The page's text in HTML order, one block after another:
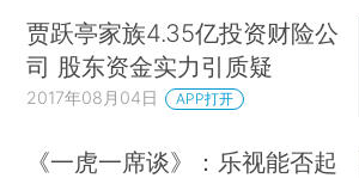
贾跃亭家族4.35亿投资财险公
司 股东资金实力引质疑
2017年08月04日 APP打开
《一虎一席谈》：乐视能否起